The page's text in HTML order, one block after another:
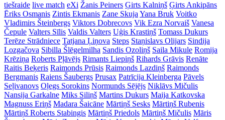
tiešraide live match eXi Žanis Peiners Ģirts Kalniņš Ģirts Ankipāns
Ēriks Osmanis Zintis Ekmanis Zane Skuja Yana Bruk Voitko
Vladimirs Šteinbergs Viktors Dobrecovs Vik Ezra Norvaiš Vanesa
Čepule Valters Sīlis Valdis Valters Uģis Krastiņš Tomass Dukurs
Terēze Strādniece Tatjana Ļiņova Steps Staņislavs Olijars Sindija
Lozgačova Sibilla Šlēgelmilha Sandis Ozoliņš Saila Mikule Romija
Krēziņa Roberts Pļāvējs Rimants Liepiņš Rihards Grāvis Renāte
Raitis Beķeris Raimonds Prūsis Raimonds Lazdiņš Raimonds
Bergmanis Raiens Šaubergs Prusax Patrīcija Kleinberga Pāvels
Seļivanovs Oļegs Sorokins Normunds Sējējs Niklāvs Mičulis
Nansija Garkalne Miks Siliņš Martins Dukurs Maija Katkovska
Magnuss Eriņš Madara Šaicāne Mārtiņš Sesks Mārtiņš Rubenis
Mārtiņš Roberts Stabingis Mārtiņš Priedols Mārtiņš Mičulis Māris